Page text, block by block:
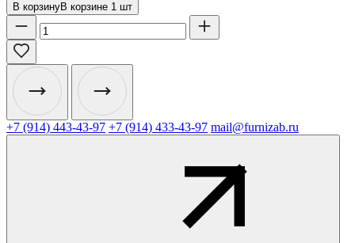
В корзинуВ корзине 1 шт
+7 (914) 443-43-97 +7 (914) 433-43-97 mail@furnizab.ru